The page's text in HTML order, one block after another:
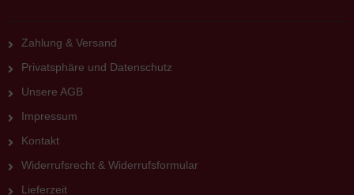
Zahlung & Versand
Privatsphäre und Datenschutz
Unsere AGB
Impressum
Kontakt
Widerrufsrecht & Widerrufsformular
Lieferzeit